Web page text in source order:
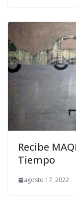
Recibe
Tiempo
agosto 17, 2022